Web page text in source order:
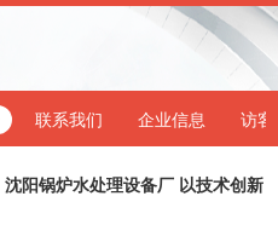
联系我们 企业信息 访客
沈阳锅炉水处理设备厂 以技术创新